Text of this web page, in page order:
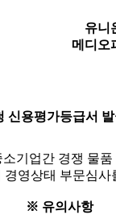
유니
메디오
신용평가등급서
기업간 경쟁 물
영상태 부문심
※ 유의사항